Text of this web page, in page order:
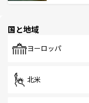
で、ホーカー
国と地域
ヨーロッパ
北米